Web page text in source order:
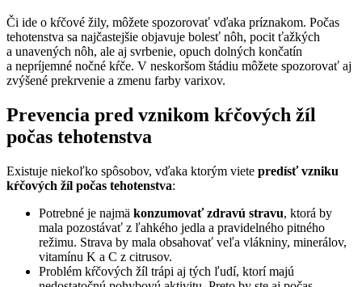
Či ide o kŕčové žily, môžete spozorovať vďaka príznakom. Počas
tehotenstva sa najčastejšie objavuje bolesť nôh, pocit ťažkých
a unavených nôh, ale aj svrbenie, opuch dolných končatín
a nepríjemné nočné kŕče. V neskoršom štádiu môžete spozorovať aj
zvýšené prekrvenie a zmenu farby varixov.
Prevencia pred vznikom kŕčových žíl
počas tehotenstva
Existuje niekoľko spôsobov, vďaka ktorým viete predísť vzniku
kŕčových žíl počas tehotenstva:
Potrebné je najmä konzumovať zdravú stravu, ktorá by
mala pozostávať z ľahkého jedla a pravidelného pitného
režimu. Strava by mala obsahovať veľa vlákniny, minerálov,
vitamínu K a C z citrusov.
Problém kŕčových žíl trápi aj tých ľudí, ktorí majú